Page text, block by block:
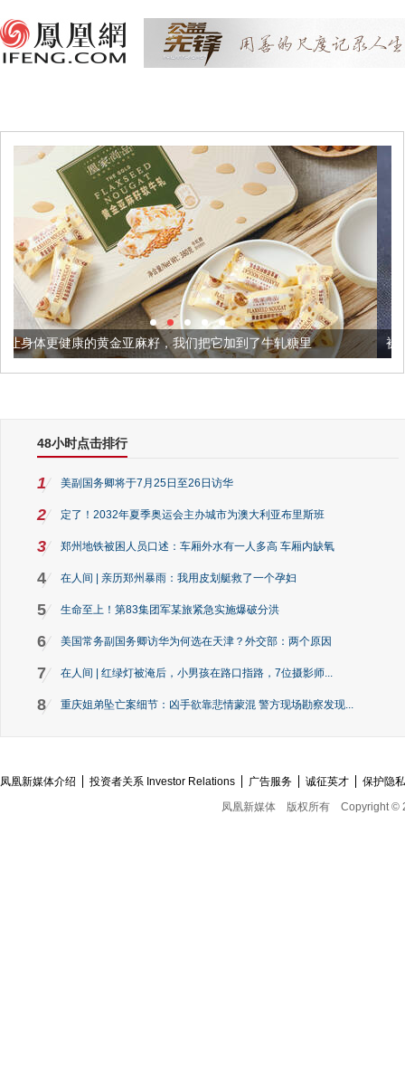
麻籽，我们把它加到了牛轧糖里 被列入佛家七宝的它到
48小时点击排行
1 美副国务卿将于7月25日至26日访华
2 定了！2032年夏季奥运会主办城市为澳大利亚布里斯班
3 郑州地铁被困人员口述：车厢外水有一人多高 车厢内缺氧
4 在人间 | 亲历郑州暴雨：我用皮划艇救了一个孕妇
5 生命至上！第83集团军某旅紧急实施爆破分洪
6 美国常务副国务卿访华为何选在天津？外交部：两个原因
7 在人间 | 红绿灯被淹后，小男孩在路口指路，7位摄影师...
8 重庆姐弟坠亡案细节：凶手欲靠悲情蒙混 警方现场勘察发现...
凤凰新媒体介绍 投资者关系 Investor Relations 广告服务 诚征英才
保护隐
凤凰新媒体
版权所有 Copyright ©